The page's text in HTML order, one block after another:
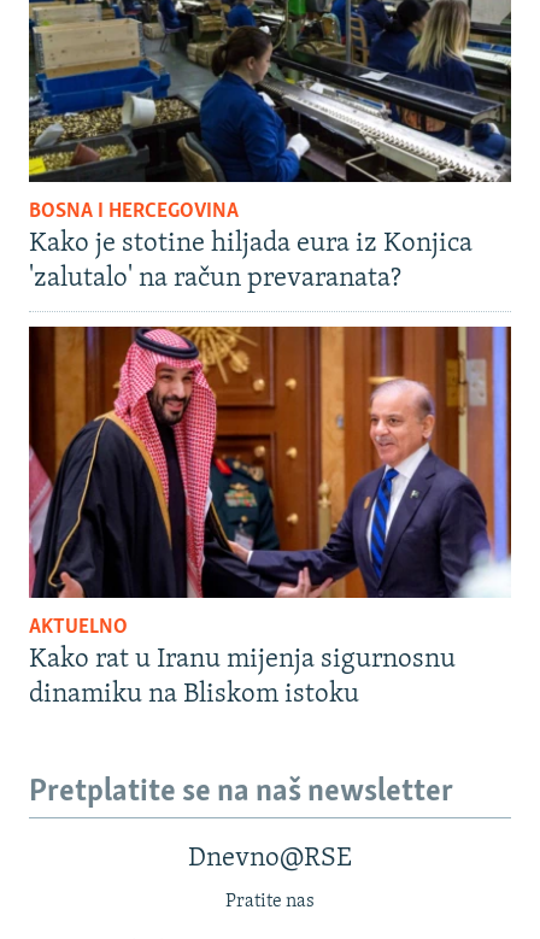
BOSNA I HERCEGOVINA
Kako je stotine hiljada eura iz Konjica
'zalutalo' na račun prevaranata?
AKTUELNO
Kako rat u Iranu mijenja sigurnosnu
dinamiku na Bliskom istoku
Pretplatite se na naš newsletter
Dnevno@RSE
Pratite nas